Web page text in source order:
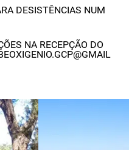
DESISTÊNCIAS NUM
NA RECEPÇÃO DO